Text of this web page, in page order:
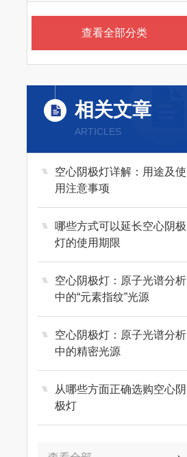
查看全部分类
相关文章
ARTICLES
空心阴极灯详解：用途及使
用注意事项
哪些方式可以延长空心阴极
灯的使用期限
空心阴极灯：原子光谱分析
中的“元素指纹”光源
空心阴极灯：原子光谱分析
中的精密光源
从哪些方面正确选购空心阴
极灯